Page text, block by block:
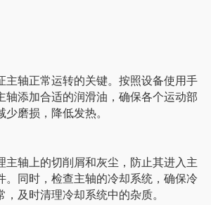
主轴正常运转的关键。按照设备使用手
轴添加合适的润滑油，确保各个运动部
磨损，降低发热。
主轴上的切削屑和灰尘，防止其进入主
。同时，检查主轴的冷却系统，确保冷
及时清理冷却系统中的杂质。